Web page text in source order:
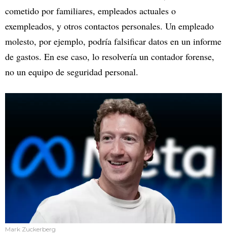
cometido por familiares, empleados actuales o
exempleados, y otros contactos personales. Un empleado
molesto, por ejemplo, podría falsificar datos en un informe
de gastos. En ese caso, lo resolvería un contador forense,
no un equipo de seguridad personal.
Mark Zuckerberg